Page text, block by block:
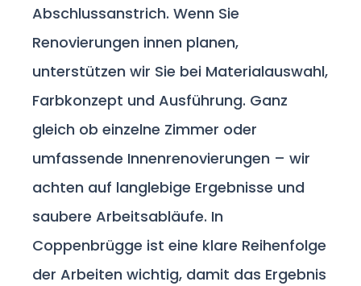
Abschlussanstrich. Wenn Sie
Renovierungen innen planen,
unterstützen wir Sie bei Materialauswahl,
Farbkonzept und Ausführung. Ganz
gleich ob einzelne Zimmer oder
umfassende Innenrenovierungen – wir
achten auf langlebige Ergebnisse und
saubere Arbeitsabläufe. In
Coppenbrügge ist eine klare Reihenfolge
der Arbeiten wichtig, damit das Ergebnis